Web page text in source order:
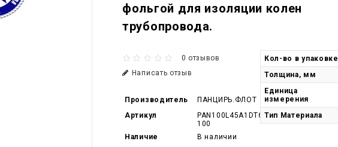
фольгой для изоляции колен
трубопровода.
0 отзывов
Написать отзыв
Производитель
ПАНЦИРЬ.ФЛОТ
Артикул
PAN100L45A1DT60-
100
Наличие
В наличии
Кол-во в упаковке
Толщина, мм
Единица
измерения
Тип Материала